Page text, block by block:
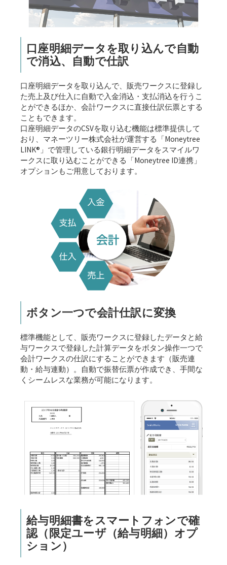
口座明細データを取り込んで自動
で消込、自動で仕訳
口座明細データを取り込んで、販売ワークスに登録し
た売上及び仕入に自動で入金消込・支払消込を行うこ
とができるほか、会計ワークスに直接仕訳伝票とする
こともできます。
口座明細データのCSVを取り込む機能は標準提供して
おり、マネーツリー株式会社が運営する「Moneytree
LINK®」で管理している銀行明細データをスマイルワ
ークスに取り込むことができる「Moneytree ID連携」
オプションもご用意しております。
ボタン一つで会計仕訳に変換
標準機能として、販売ワークスに登録したデータと給
与ワークスで登録した計算データをボタン操作一つで
会計ワークスの仕訳にすることができます（販売連
動・給与連動）。自動で振替伝票が作成でき、手間な
くシームレスな業務が可能になります。
給与明細書をスマートフォンで確
認（限定ユーザ（給与明細）オプ
ション）